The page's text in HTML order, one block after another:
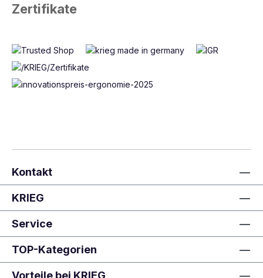
Zertifikate
Kontakt
KRIEG
Service
TOP-Kategorien
Vorteile bei KRIEG